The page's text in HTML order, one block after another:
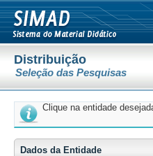
Distribuição
Seleção das Pesquisas
Clique na entidade
Dados da Entidade